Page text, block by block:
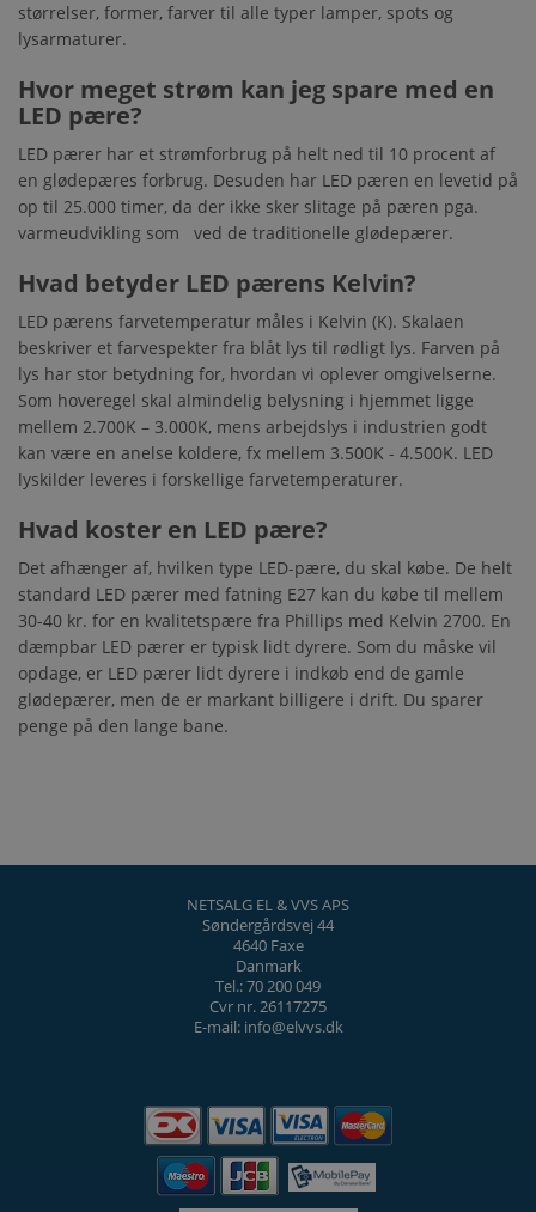
størrelser, former, farver til alle typer lamper, spots og
lysarmaturer.
Hvor meget strøm kan jeg spare med en
LED pære?
LED pærer har et strømforbrug på helt ned til 10 procent af
en glødepæres forbrug. Desuden har LED pæren en levetid på
op til 25.000 timer, da der ikke sker slitage på pæren pga.
varmeudvikling som ved de traditionelle glødepærer.
Hvad betyder LED pærens Kelvin?
LED pærens farvetemperatur måles i Kelvin (K). Skalaen
beskriver et farvespekter fra blåt lys til rødligt lys. Farven på
lys har stor betydning for, hvordan vi oplever omgivelserne.
Som hoveregel skal almindelig belysning i hjemmet ligge
mellem 2.700K – 3.000K, mens arbejdslys i industrien godt
kan være en anelse koldere, fx mellem 3.500K - 4.500K. LED
lyskilder leveres i forskellige farvetemperaturer.
Hvad koster en LED pære?
Det afhænger af, hvilken type LED-pære, du skal købe. De helt
standard LED pærer med fatning E27 kan du købe til mellem
30-40 kr. for en kvalitetspære fra Phillips med Kelvin 2700. En
dæmpbar LED pærer er typisk lidt dyrere. Som du måske vil
opdage, er LED pærer lidt dyrere i indkøb end de gamle
glødepærer, men de er markant billigere i drift. Du sparer
penge på den lange bane.
NETSALG EL & VVS APS
Søndergårdsvej 44
4640 Faxe
Danmark
Tel.: 70 200 049
Cvr nr. 26117275
E-mail: info@elvvs.dk